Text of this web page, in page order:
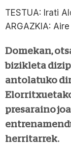
TESTUA: Irati
ARGAZKIA:
Domekan,
bizikleta
antolatuko
presaraino
herritarrek.